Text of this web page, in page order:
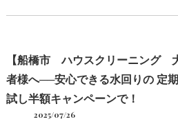
【船橋市 ハウスクリーニング
者様へ──安心できる水回りの 定
試し半額キャンペーンで！
2025/07/26